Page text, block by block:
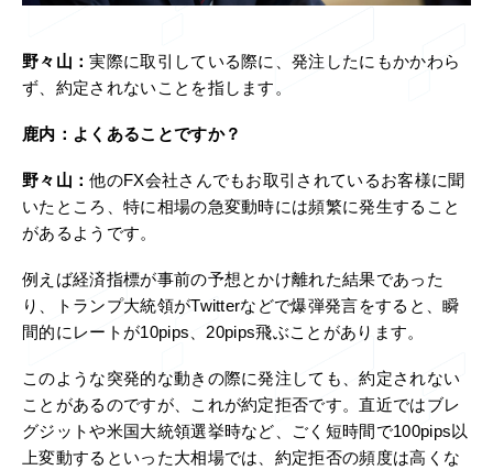
野々山：実際に取引している際に、発注したにもかかわら
ず、約定されないことを指します。
鹿内： よくあることですか？
野々山：他のFX会社さんでもお取引されているお客様に聞
いたところ、特に相場の急変動時には頻繁に発生すること
があるようです。
例えば経済指標が事前の予想とかけ離れた結果であった
り、トランプ大統領がTwitterなどで爆弾発言をすると、瞬
間的にレートが10pips、20pips飛ぶことがあります。
このような突発的な動きの際に発注しても、約定されない
ことがあるのですが、これが約定拒否です。直近ではブレ
グジットや米国大統領選挙時など、ごく短時間で100pips以
上変動するといった大相場では、約定拒否の頻度は高くな